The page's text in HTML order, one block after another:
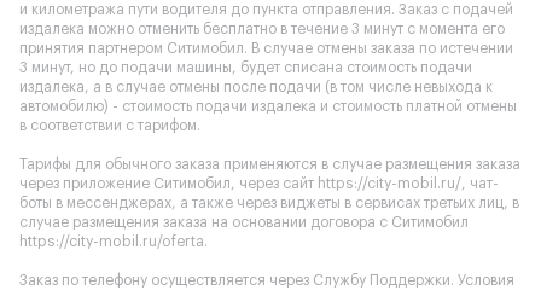
и километража пути водителя до пункта отправления. Заказ с подачей
издалека можно отменить бесплатно в течение 3 минут с момента его
принятия партнером Ситимобил. В случае отмены заказа по истечении
3 минут, но до подачи машины, будет списана стоимость подачи
издалека, а в случае отмены после подачи (в том числе невыхода к
автомобилю) - стоимость подачи издалека и стоимость платной отмены
в соответствии с тарифом.
Тарифы для обычного заказа применяются в случае размещения заказа
через приложение Ситимобил, через сайт https://city-mobil.ru/ , чат-
боты в мессенджерах, а также через виджеты в сервисах третьих лиц, в
случае размещения заказа на основании договора с Ситимобил
https://city-mobil.ru/oferta.
Заказ по телефону осуществляется через Службу Поддержки. Условия